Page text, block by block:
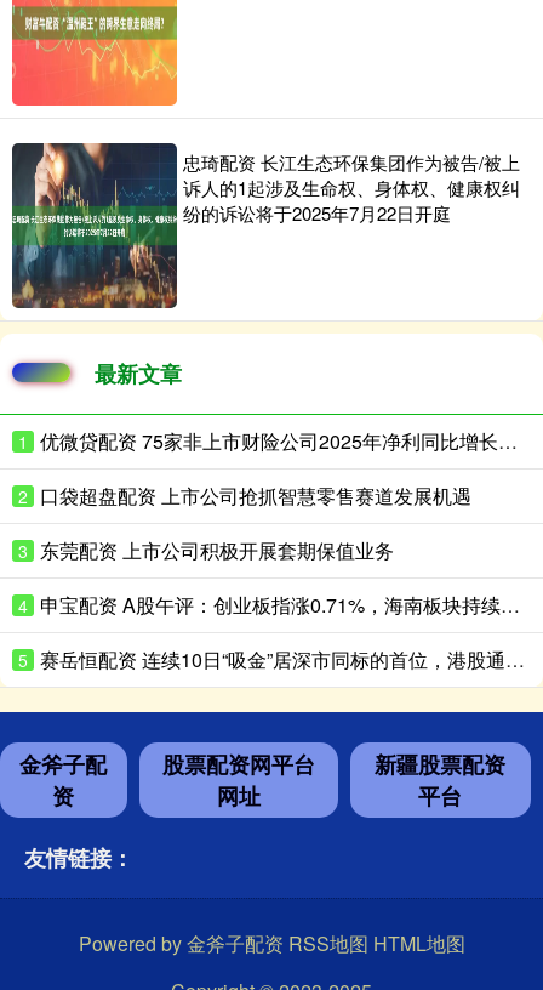
忠琦配资 长江生态环保集团作为被告/被上
诉人的1起涉及生命权、身体权、健康权纠
纷的诉讼将于2025年7月22日开庭
最新文章
1 优微贷配资 75家非上市财险公司2025年净利同比增长超180%
2 口袋超盘配资 上市公司抢抓智慧零售赛道发展机遇
3 东莞配资 上市公司积极开展套期保值业务
4 申宝配资 A股午评：创业板指涨0.71%，海南板块持续走高
5 赛岳恒配资 连续10日“吸金”居深市同标的首位，港股通央企红利ETF天弘（159281）盘中再获净申购600万份，机构：红利资产配置价值凸显
金斧子配
资
股票配资网平台
网址
新疆股票配资
平台
友情链接：
Powered by金斧子配资 RSS地图 HTML地图